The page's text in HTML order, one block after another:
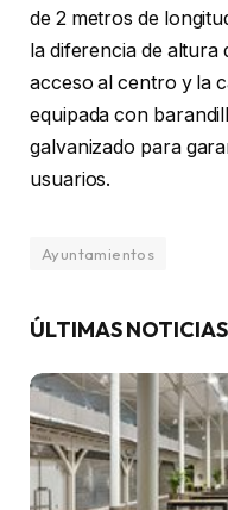
de 2 metros de
la diferencia de altura
acceso al centro y la
equipada con
galvanizado para
usuarios.
Ayuntamientos
ÚLTIMAS NOTICIAS